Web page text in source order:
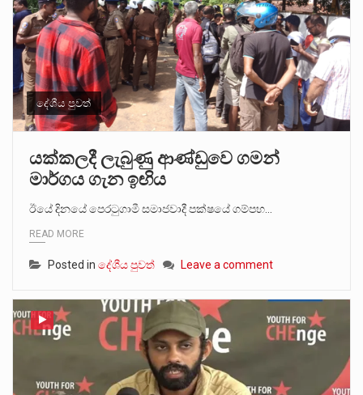
බන්ධනාගාර රැදවියන් 1,021 දෙනෙකු ඉකුත් වසර පහක කාලය තුලදී (2020 ජනවාරි 01 සිට 2025 දෙසැම්බර්…
මහර බන්ධනාගාරයේ අද ඇතිවූ සිද්ධියෙන් තුවාල ලැබූ බව කියන රැඳවියන් ගණන ඉහළ ගොස් තිබේ. ඒ…
දේශීය පුවත්
යක්කලදී ලැබුණු ආණ්ඩුවෙ ගමන්
මාර්ගය ගැන ඉඟිය
ඊයේ දිනයේ පෙරටුගාමී සමාජවාදී පක්ෂයේ ගම්පහ…
READ MORE
Posted in දේශීය පුවත් Leave a comment